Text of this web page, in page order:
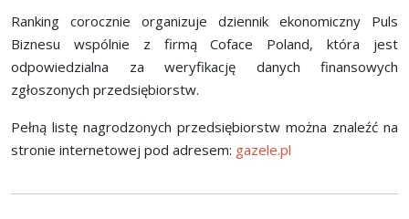
Ranking corocznie organizuje dziennik ekonomiczny Puls
Biznesu wspólnie z firmą Coface Poland, która jest
odpowiedzialna za weryfikację danych finansowych
zgłoszonych przedsiębiorstw.
Pełną listę nagrodzonych przedsiębiorstw można znaleźć na
stronie internetowej pod adresem: gazele.pl